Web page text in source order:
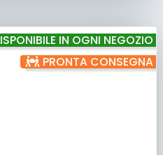
IN OGNI NEGOZIO
PRONTA CONSEGNA